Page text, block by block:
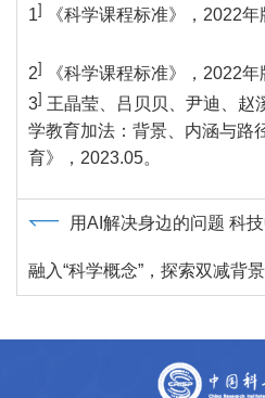
1] 《科学课程标准》， 2022年
2] 《科学课程标准》， 2022年
3] 王晶莹、吕贝贝、尹迪、赵
学教育加法：背景、内涵与路
育》， 2023.05。